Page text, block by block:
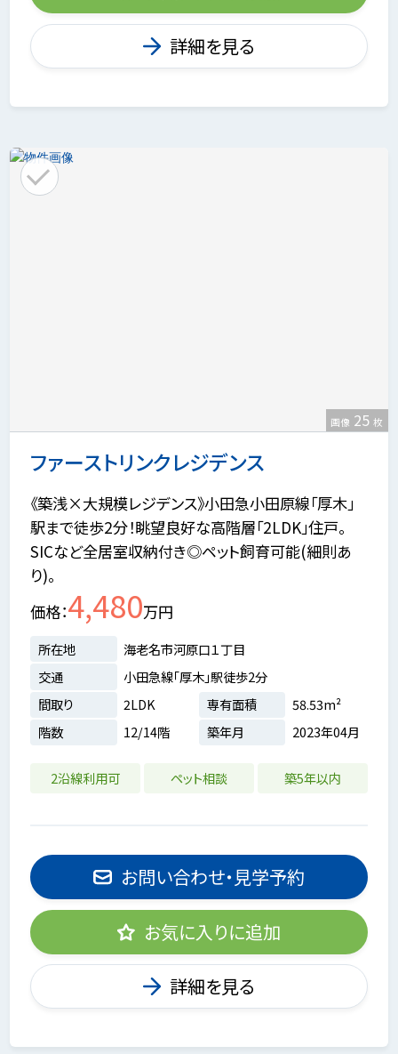
詳細を見る
ファーストリンクレジデンス
画像 25 枚
《築浅×大規模レジデンス》小田急小田原線「厚木」
駅まで徒歩2分！眺望良好な高階層「2LDK」住戸。
SICなど全居室収納付き◎ペット飼育可能(細則あ
り)。
価格 4,480万円
所在地
海老名市河原口１丁目
交通
小田急線「厚木」駅徒歩2分
間取り
2LDK 専有面積
58.53m²
階数
12/14階 築年月 2023年04月
2沿線利用可 ペット相談 築5年以内
お問い合わせ・見学予約
お気に入りに追加
詳細を見る